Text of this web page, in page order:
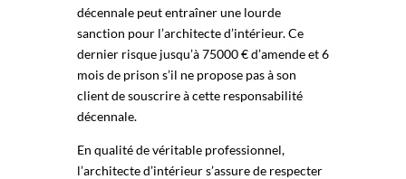
décennale peut entraîner une lourde
sanction pour l’architecte d’intérieur. Ce
dernier risque jusqu’à 75000 € d’amende et 6
mois de prison s’il ne propose pas à son
client de souscrire à cette responsabilité
décennale.
En qualité de véritable professionnel,
l’architecte d’intérieur s’assure de respecter